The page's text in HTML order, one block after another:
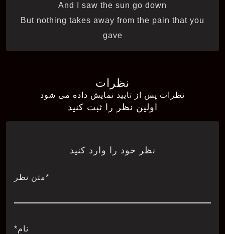
And I saw the sun go down
But nothing takes away from the pain that you
gave
نظرات
نظرات پس از تایید نمایش داده می شود
اولین نظر را ثبت کنید
نظر خود را وارد کنید
*متن نظر
نام*